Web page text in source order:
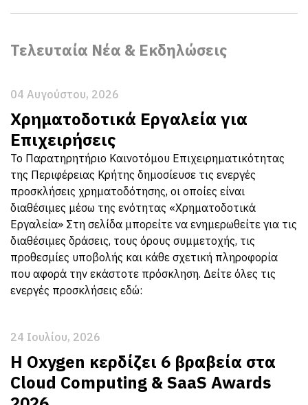
Τελευταία Νέα & Εκδηλώσεις
04 Αυγούστου, 2026
Χρηματοδοτικά Εργαλεία για
Επιχειρήσεις
Το Παρατηρητήριο Καινοτόμου Επιχειρηματικότητας
της Περιφέρειας Κρήτης δημοσίευσε τις ενεργές
προσκλήσεις χρηματοδότησης, οι οποίες είναι
διαθέσιμες μέσω της ενότητας «Χρηματοδοτικά
Εργαλεία» Στη σελίδα μπορείτε να ενημερωθείτε για τις
διαθέσιμες δράσεις, τους όρους συμμετοχής, τις
προθεσμίες υποβολής και κάθε σχετική πληροφορία
που αφορά την εκάστοτε πρόσκληση. Δείτε όλες τις
ενεργές προσκλήσεις εδώ:
24 Ιουλίου, 2026
Η Oxygen κερδίζει 6 βραβεία στα
Cloud Computing & SaaS Awards